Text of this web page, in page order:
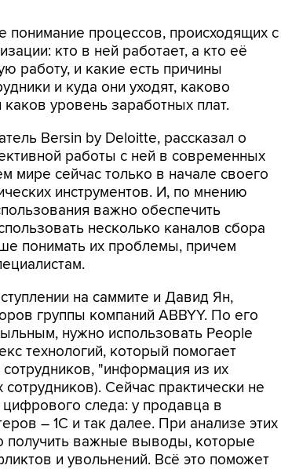
понимание процессов, происходящих с
кто в ней работает, а кто её
работу, и какие есть причины
и куда они уходят, каково
уровень заработных плат.
Bersin by Deloitte, рассказал о
работы с ней в современных
мире сейчас только в начале своего
инструментов. И, по мнению
важно обеспечить
несколько каналов сбора
понимать их проблемы, причем
на саммите и Давид Ян,
группы компаний ABBYY. По его
нужно использовать People
технологий, который помогает
"информация из их
Сейчас практически не
следа: у продавца в
– 1С и так далее. При анализе этих
получить важные выводы, которые
и увольнений. Всё это поможет